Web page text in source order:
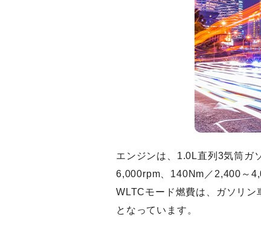
エンジンは、1.0L直列3気筒ガ
6,000rpm、140Nm／2,400～
WLTCモード燃費は、ガソリ
となっています。